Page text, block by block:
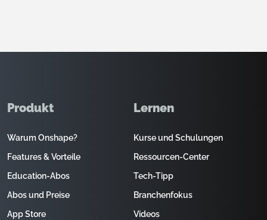
Produkt
Warum Onshape?
Features & Vorteile
Education-Abos
Abos und Preise
App Store
Lernen
Kurse und Schulungen
Ressourcen-Center
Tech-Tipp
Branchenfokus
Videos